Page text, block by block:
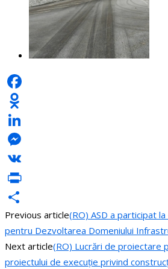
Facebook
Odnoklassniki
LinkedIn
Messenger
VK
PrintFriendly
Share
Previous article(RO) ASD a participat
pentru Dezvoltarea Domeniului
Next article(RO) Lucrări de proiectare
proiectului de execuție privind